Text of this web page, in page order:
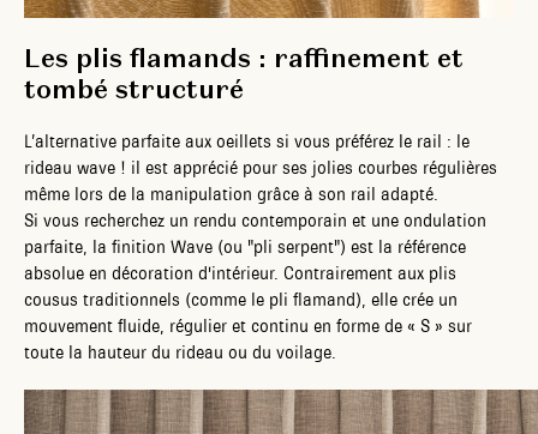
Les plis flamands : raffinement et
tombé structuré
L’alternative parfaite aux oeillets si vous préférez le rail : le
rideau wave ! il est apprécié pour ses jolies courbes régulières
même lors de la manipulation grâce à son rail adapté.
Si vous recherchez un rendu contemporain et une ondulation
parfaite, la finition Wave (ou "pli serpent") est la référence
absolue en décoration d'intérieur. Contrairement aux plis
cousus traditionnels (comme le pli flamand), elle crée un
mouvement fluide, régulier et continu en forme de « S » sur
toute la hauteur du rideau ou du voilage.